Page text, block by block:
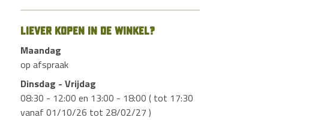
Liever kopen in de winkel?
Maandag
op afspraak
Dinsdag - Vrijdag
08:30 - 12:00 en 13:00 - 18:00 ( tot 17:30
vanaf 01/10/26 tot 28/02/27 )